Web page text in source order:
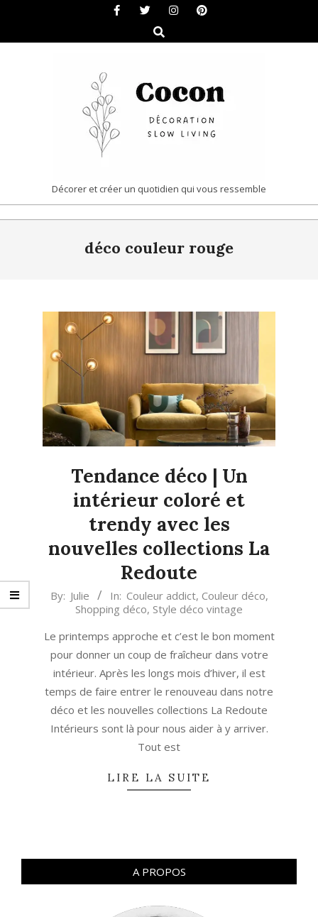
content
Search
COCON
|
DÉCORATION
LIVING
Décorer et créer un quotidien qui vous ressemble
déco couleur rouge
Tendance déco | Un
intérieur coloré et
trendy avec les
nouvelles collections La
Redoute
2023-
24
By: Julie In: Couleur addict, Couleur déco,
Shopping déco, Style déco vintage
Le printemps approche et c’est le bon moment
pour donner un coup de fraîcheur dans votre
intérieur. Après les longs mois d’hiver, il est
temps de faire entrer le renouveau dans notre
déco et les nouvelles collections La Redoute
Intérieurs sont là pour nous aider à y arriver.
Tout est
LIRE LA SUITE
A PROPOS